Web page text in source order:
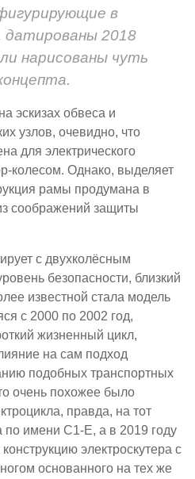
в
датированы 2018
нарисованы чуть
эскизах обвеса и
узлов, очевидно, что
для электрического
колесом. Однако, выделяет
рамы продумана в
соображений защиты
с двухколёсным
безопасности, близкий
известной стала модель
с 2000 по 2002 год,
жизненный цикл,
на сам подход
подобных транспортных
очень похожее было
правда, на тот
по имени C1-E, а в 2019 году
электроскутера с
основанного на тех же